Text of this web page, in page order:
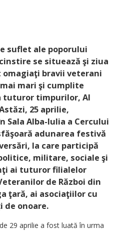
suflet ale poporului
se situează şi ziua
omagiaţi bravii veterani
mari şi cumplite
tuturor timpurilor, Al
25 aprilie,
Sala Alba-Iulia a Cercului
adunarea festivă
la care participă
militare, sociale şi
ai tuturor filialelor
de Război din
ţară, ai asociaţiilor cu
de onoare.
29 aprilie a fost luată în urma